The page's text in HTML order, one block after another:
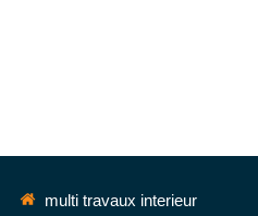
multi travaux interieur